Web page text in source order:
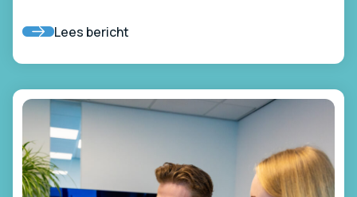
alle eisen op het gebied van veiligheid en
gezondheid voor het werken in risicovolle sectoren.
Een mooie bevestiging van onze professionele en
veilige werkwijze.
Lees bericht